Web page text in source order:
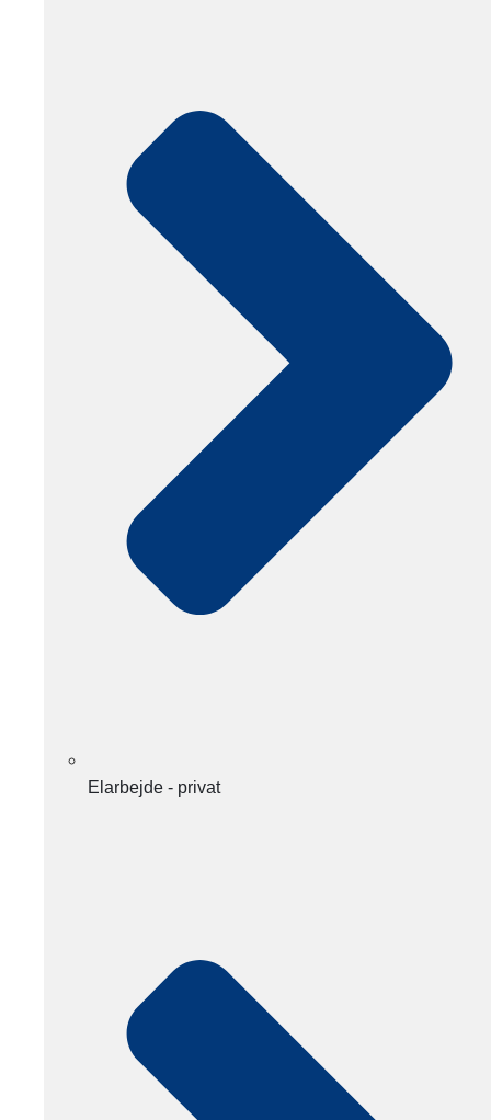
Elarbejde - privat